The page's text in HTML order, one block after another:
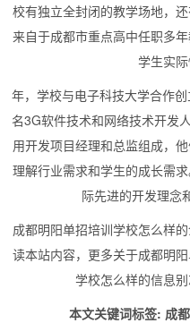
校有独立全封闭的教学场地，
来自于成都市重点高中任职多
学生实际
年，学校与电子科技大学合作
名3G软件技术和网络技术开发
用开发项目经理和总监组成，
理解行业需求和学生的成长需
际先进的开发理念
成都明阳单招培训学校怎么样
读本站内容，更多关于成都明
学校怎么样的信息别
本文关键词标签: 成